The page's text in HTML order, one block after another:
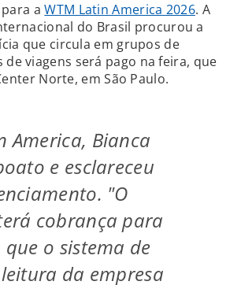
para aWTM Latin America 2026. A
do Brasil procurou a
que circula em grupos de
viagens será pago na feira, que
Norte, em São Paulo.
America, Bianca
e esclareceu
"O
cobrança para
o sistema de
da empresa